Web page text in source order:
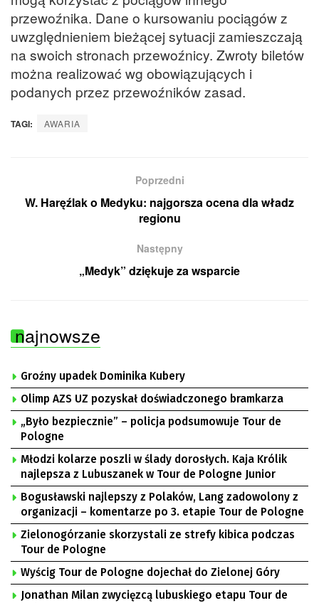
przewoźnika. Dane o kursowaniu pociągów z
uwzględnieniem bieżącej sytuacji zamieszczają
na swoich stronach przewoźnicy. Zwroty biletów
można realizować wg obowiązujących i
podanych przez przewoźników zasad.
TAGI: AWARIA
Poprzedni
W. Haręźlak o Medyku: najgorsza ocena dla władz
regionu
Następny
„Medyk” dziękuje za wsparcie
najnowsze
Groźny upadek Dominika Kubery
Olimp AZS UZ pozyskał doświadczonego bramkarza
„Było bezpiecznie” – policja podsumowuje Tour de
Pologne
Młodzi kolarze poszli w ślady dorosłych. Kaja Królik
najlepsza z Lubuszanek w Tour de Pologne Junior
Bogusławski najlepszy z Polaków, Lang zadowolony z
organizacji – komentarze po 3. etapie Tour de Pologne
Zielonogórzanie skorzystali ze strefy kibica podczas
Tour de Pologne
Wyścig Tour de Pologne dojechał do Zielonej Góry
Jonathan Milan zwycięzcą lubuskiego etapu Tour de